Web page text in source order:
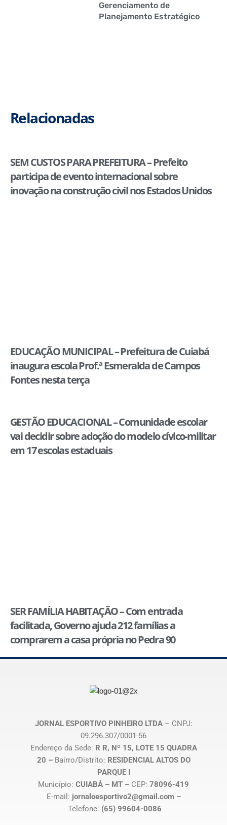
Gerenciamento de
Planejamento Estratégico
Relacionadas
SEM CUSTOS PARA PREFEITURA – Prefeito
participa de evento internacional sobre
inovação na construção civil nos Estados Unidos
EDUCAÇÃO MUNICIPAL – Prefeitura de Cuiabá
inaugura escola Prof.ª Esmeralda de Campos
Fontes nesta terça
GESTÃO EDUCACIONAL – Comunidade escolar
vai decidir sobre adoção do modelo cívico-militar
em 17 escolas estaduais
SER FAMÍLIA HABITAÇÃO – Com entrada
facilitada, Governo ajuda 212 famílias a
comprarem a casa própria no Pedra 90
JORNAL ESPORTIVO PINHEIRO LTDA– CNPJ:
09.296.307/0001-56
Endereço da Sede: R R, Nº 15, LOTE 15 QUADRA
20 – Bairro/Distrito: RESIDENCIAL ALTOS DO
PARQUE I
Município: CUIABÁ – MT – CEP: 78096-419
E-mail: jornaloesportivo2@gmail.com –
Telefone: (65) 99604-0086